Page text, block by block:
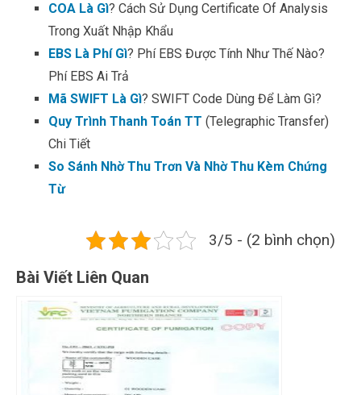
COA Là Gì? Cách Sử Dụng Certificate Of Analysis
Trong Xuất Nhập Khẩu
EBS Là Phí Gì? Phí EBS Được Tính Như Thế Nào?
Phí EBS Ai Trả
Mã SWIFT Là Gì? SWIFT Code Dùng Để Làm Gì?
Quy Trình Thanh Toán TT (Telegraphic Transfer)
Chi Tiết
So Sánh Nhờ Thu Trơn Và Nhờ Thu Kèm Chứng
Từ
3/5 - (2 bình chọn)
Bài Viết Liên Quan